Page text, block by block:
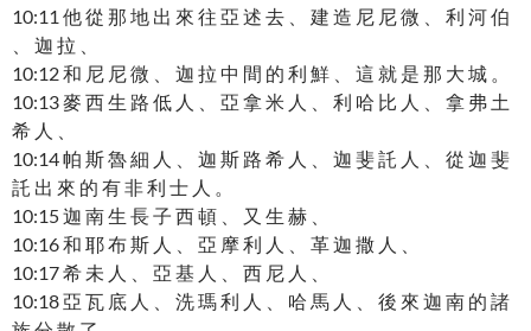
10:11 他 從 那 地 出 來 往 亞 述 去 、 建 造 尼 尼 微 、 利 河 伯
、 迦 拉 、
10:12 和 尼 尼 微 、 迦 拉 中 間 的 利 鮮 、 這 就 是 那 大 城 。
10:13 麥 西 生 路 低 人 、 亞 拿 米 人 、 利 哈 比 人 、 拿 弗 土
希 人 、
10:14 帕 斯 魯 細 人 、 迦 斯 路 希 人 、 迦 斐 託 人 、 從 迦 斐
託 出 來 的 有 非 利 士 人 。
10:15 迦 南 生 長 子 西 頓 、 又 生 赫 、
10:16 和 耶 布 斯 人 、 亞 摩 利 人 、 革 迦 撒 人 、
10:17 希 未 人 、 亞 基 人 、 西 尼 人 、
10:18 亞 瓦 底 人 、 洗 瑪 利 人 、 哈 馬 人 、 後 來 迦 南 的 諸